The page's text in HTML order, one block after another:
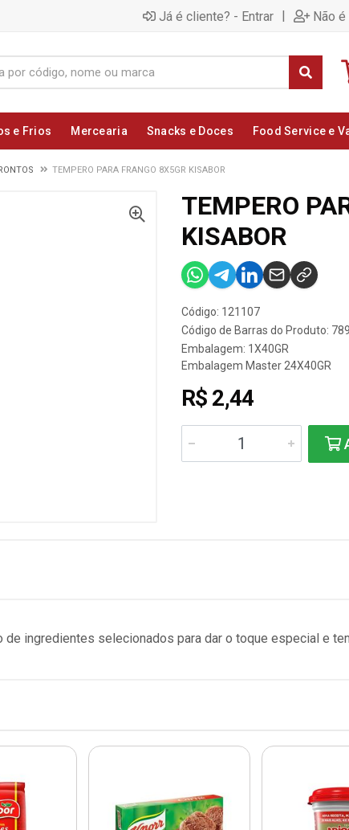
Já é cliente? - Entrar | Não
e Frios Mercearia Snacks e Doces Food Service e
TEMPERO PARA FRANGO 8X5GR KISABOR
TEMPERO
KISABOR
Código: 121107
Código de Barras do Produto:
Embalagem: 1X40GR
Embalagem Master 24X40GR
R$ 2,44
de ingredientes selecionados para dar o toque especial e